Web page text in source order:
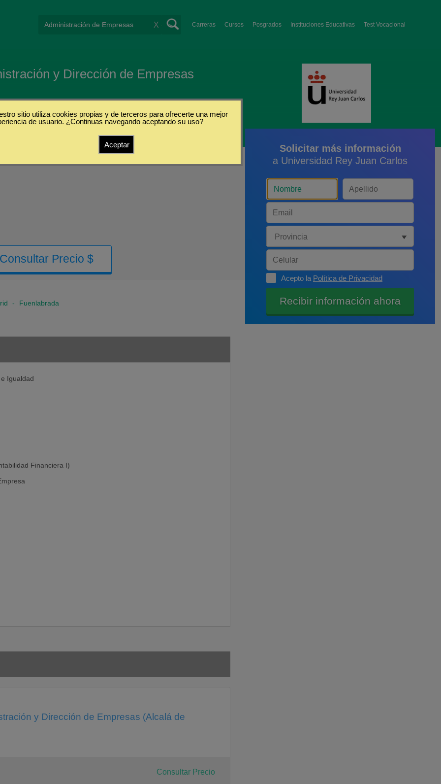
Carreras Cursos Posgrados Instituciones Educativas Test Vocacional
X
y Dirección de Empresas
Consultar Precio $
- Fuenlabrada
Igualdad
Financiera I)
y Dirección de Empresas (Alcalá de
Consultar Precio
Solicitar más información
a Universidad Rey Juan Carlos
Acepto la Política de Privacidad
sitio utiliza cookies propias y de terceros para ofrecerte una mejor
de usuario. ¿Continuas navegando aceptando su uso?
Aceptar